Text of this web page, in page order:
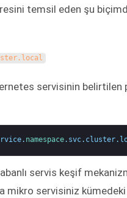
temsil eden şu
servisinin belirtilen
. namespace. svc. cluster.
servis keşif
mikro servisiniz